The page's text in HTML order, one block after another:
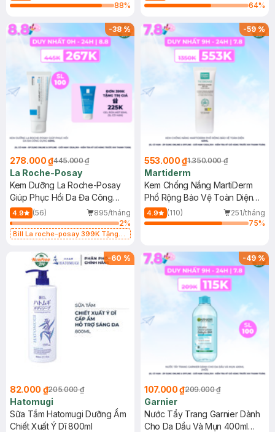
88%
64%
-38%
278.000 ₫445.000 ₫
La Roche-Posay
Kem Dưỡng La Roche-Posay
Giúp Phục Hồi Da Đa Công
Dụng 40ml
4.9 (56)
895/tháng
2%
Bill La roche-posay 399K Tặng
(SL có hạn)
-59%
553.000 ₫1.350.000 ₫
Martiderm
Kem Chống Nắng MartiDerm
Phổ Rộng Bảo Vệ Toàn Diện
40ml
4.9 (110)
251/tháng
75%
-60 %
82.000 ₫205.000 ₫
Hatomugi
Sữa Tắm Hatomugi Dưỡng Ẩm
Chiết Xuất Ý Dĩ 800ml
-49%
107.000 ₫209.000 ₫
Garnier
Nước Tẩy Trang Garnier Dành
Cho Da Dầu Và Mụn 400ml